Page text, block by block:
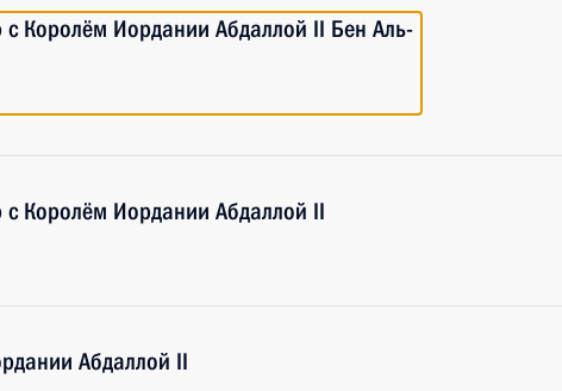
с Королём Иордании Абдаллой II Бен Аль-
с Королём Иордании Абдаллой II
Абдаллой II